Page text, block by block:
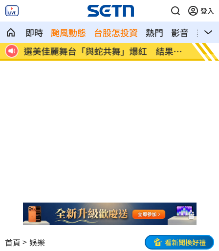
登入
即時 颱風動態 台股怎投資 熱門 影音
熱搜
選美佳麗舞台「與蛇共舞」爆紅 結果慘
了
主機
潰
首頁 娛樂 看新聞換好禮